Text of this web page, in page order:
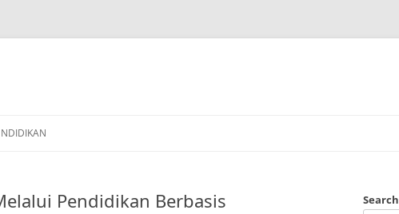
Pendidikan Berbasis
Search